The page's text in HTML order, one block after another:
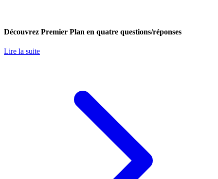
Découvrez Premier Plan en quatre questions/réponses
Lire la suite